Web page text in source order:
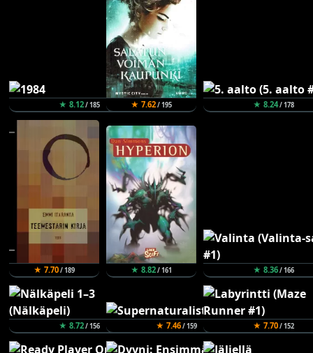
★ 8.12/ 185 ★ 7.62/ 195 ★ 8.24/ 178
★ 7.70/ 189 ★ 8.82/ 161 ★ 8.36/ 166
★ 8.72/ 156 ★ 7.46/ 159 ★ 7.70/ 152